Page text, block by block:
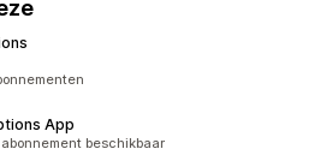
App
beschikbaar